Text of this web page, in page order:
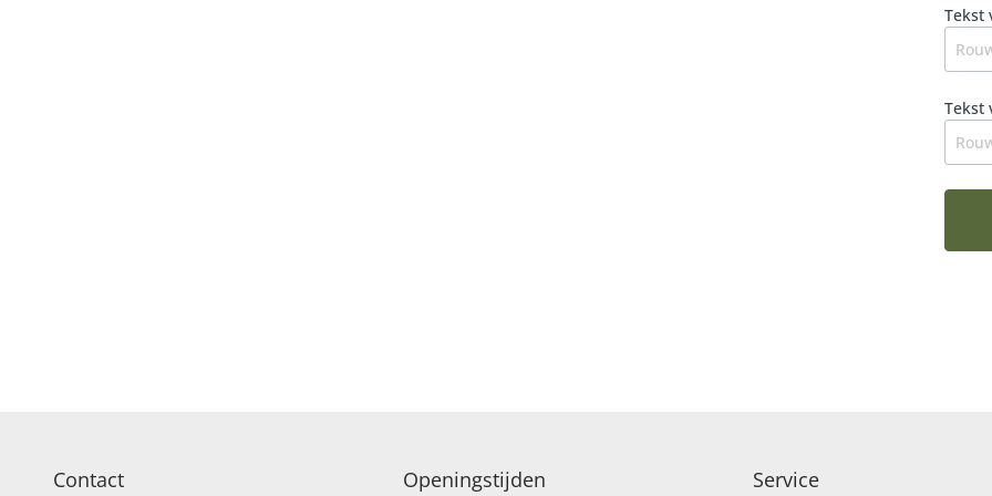
het
Tekst
Tekst
Contact Openingstijden Service